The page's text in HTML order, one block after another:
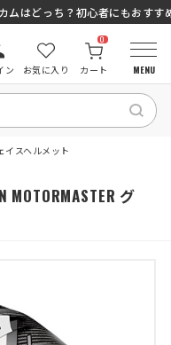
ムはどっち？初心者にもおすす
ン お気に入り カート
0
MENU
イスヘルメット
グ